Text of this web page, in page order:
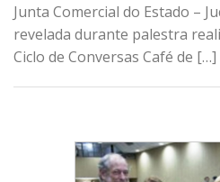
Junta Comercial do Estado –
revelada durante palestra
Ciclo de Conversas Café de […]